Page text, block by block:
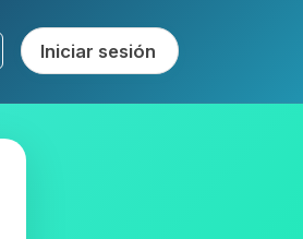
Iniciar sesión